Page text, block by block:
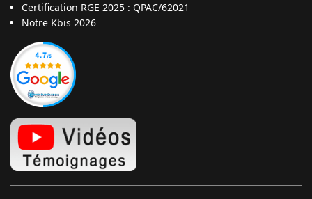
Certification RGE 2025 : QPAC/62021
Notre Kbis 2026